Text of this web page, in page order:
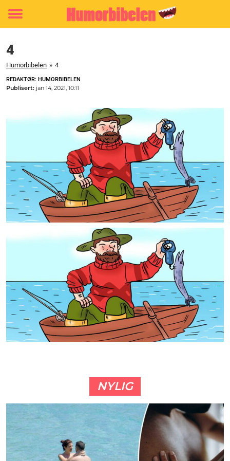
Toggle
4
Humorbibelen » 4
REDAKTØR: HUMORBIBELEN
Publisert: jan 14, 2021, 10:11
NYLIG